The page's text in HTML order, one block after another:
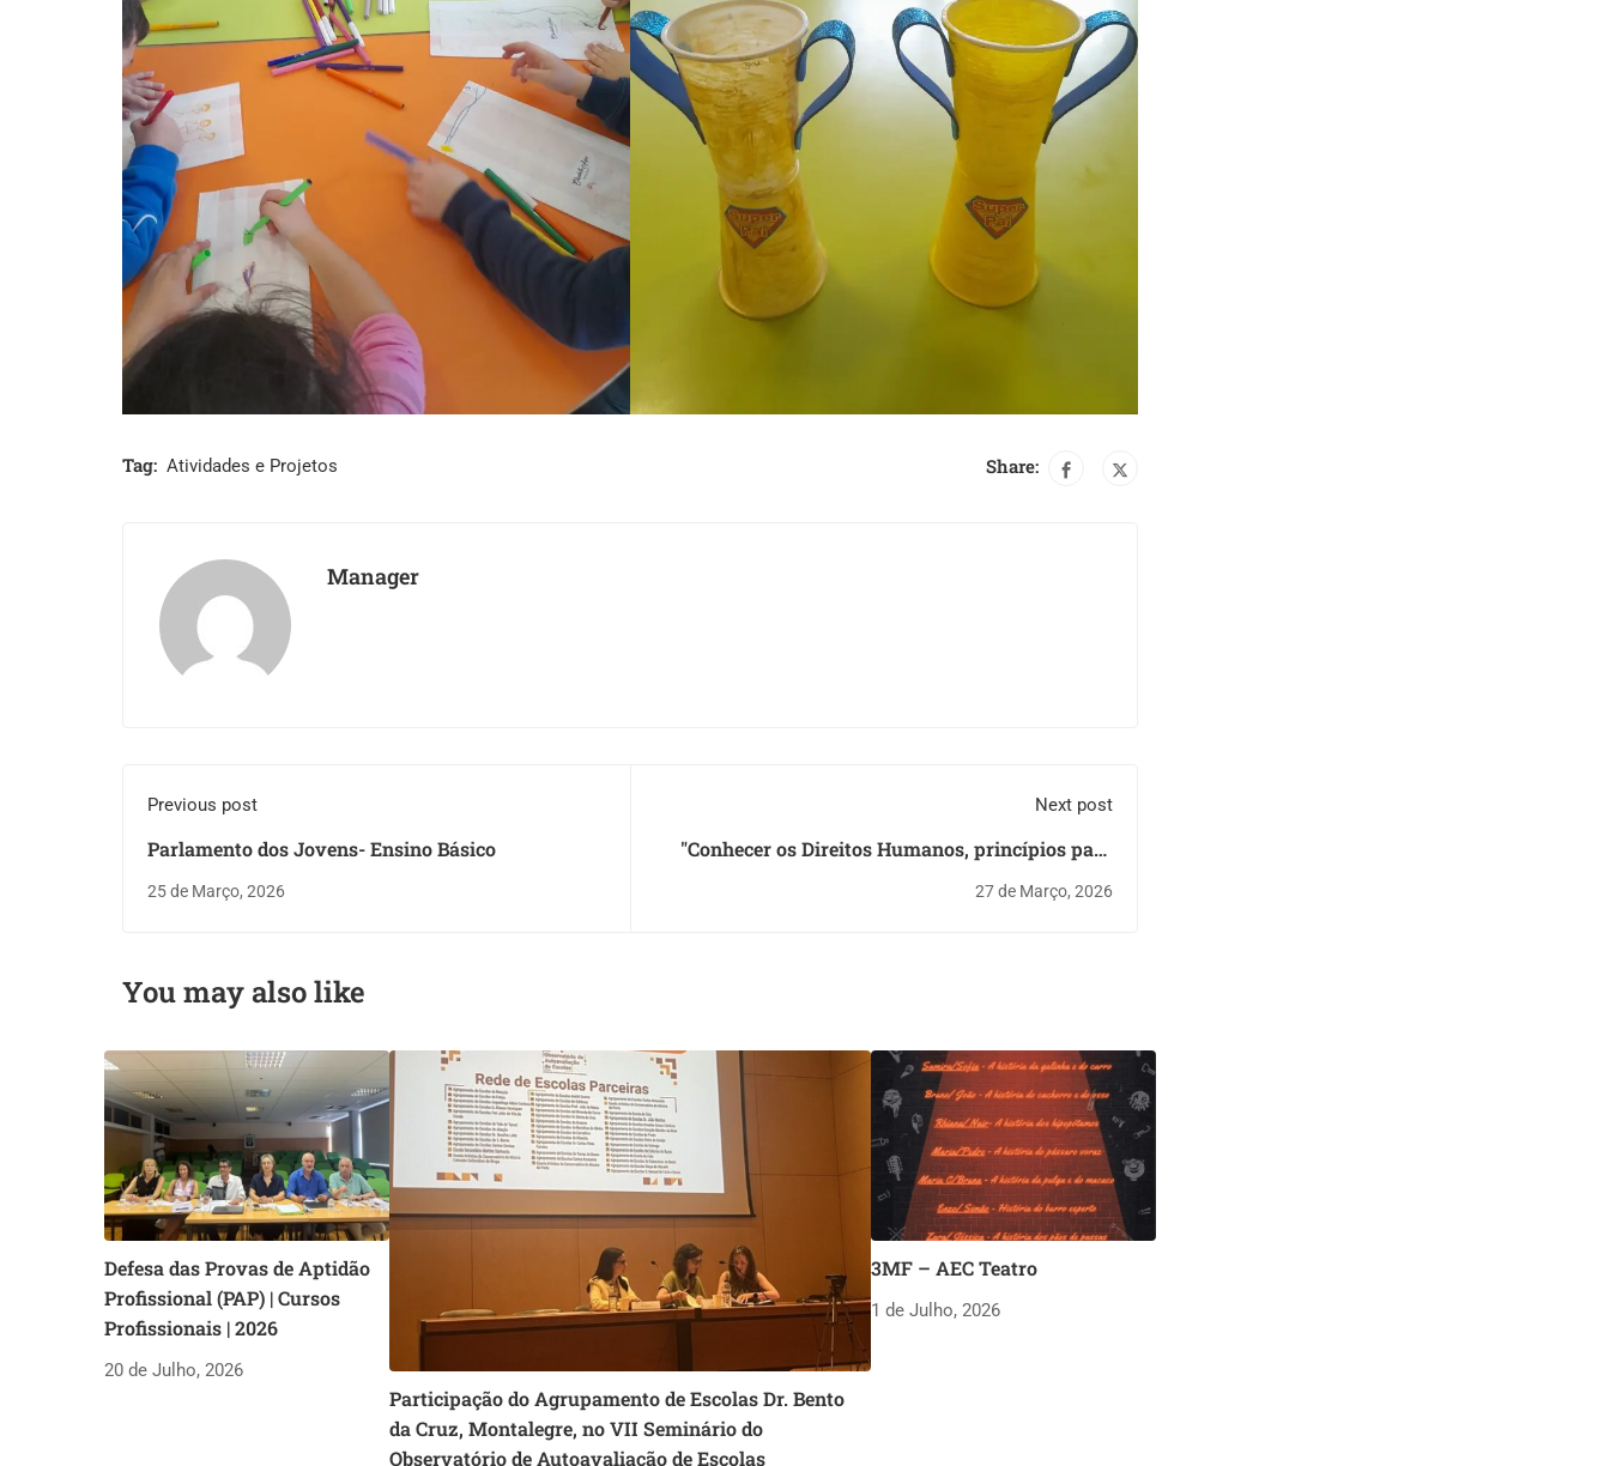
Tag: Atividades e Projetos Share:
Manager
Previous post
Parlamento dos Jovens- Ensino Básico
25 de Março, 2026
Next post
"Conhecer os Direitos Humanos, princípios para
uma vida melhor”
27 de Março, 2026
You may also like
Defesa das Provas de Aptidão
Profissional (PAP) | Cursos
Profissionais | 2026
20 de Julho, 2026
Participação do Agrupamento de Escolas Dr. Bento
da Cruz, Montalegre, no VII Seminário do
Observatório de Autoavaliação de Escolas
3MF – AEC Teatro
1 de Julho, 2026